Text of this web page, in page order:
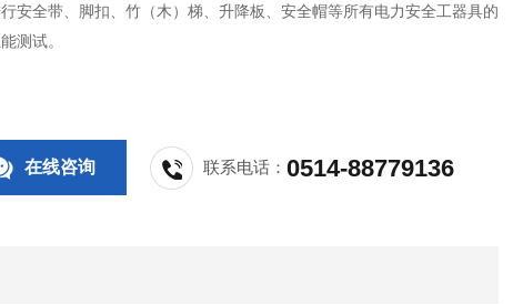
安全带、脚扣、竹（木）梯、升降板、安全帽等所有电力安全工器具的
测试。
在线咨询 联系电话：0514-88779136